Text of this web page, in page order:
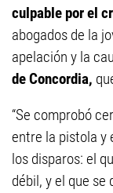
culpable por el
abogados de la
apelación y la
de Concordia,
“Se comprobó
entre la pistola y
los disparos: el
débil, y el que se